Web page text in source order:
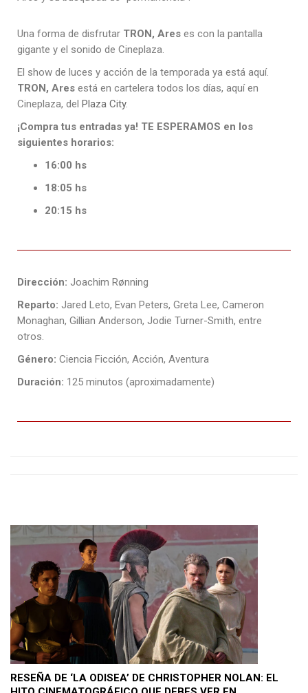
Una forma de disfrutar TRON, Ares es con la pantalla
gigante y el sonido de Cineplaza.
El show de luces y acción de la temporada ya está aquí.
TRON, Ares está en cartelera todos los días, aquí en
Cineplaza, del Plaza City.
¡Compra tus entradas ya! TE ESPERAMOS en los
siguientes horarios:
16:00 hs
18:05 hs
20:15 hs
Dirección: Joachim Rønning
Reparto: Jared Leto, Evan Peters, Greta Lee, Cameron
Monaghan, Gillian Anderson, Jodie Turner-Smith, entre
otros.
Género: Ciencia Ficción, Acción, Aventura
Duración: 125 minutos (aproximadamente)
RESEÑA DE ‘LA ODISEA’ DE CHRISTOPHER NOLAN: EL